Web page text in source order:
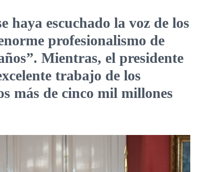
haya escuchado la voz de los
profesionalismo de
Mientras, el presidente
trabajo de los
más de cinco mil millones